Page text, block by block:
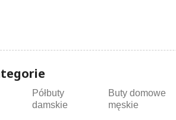
Półbuty
damskie
Buty domowe
męskie